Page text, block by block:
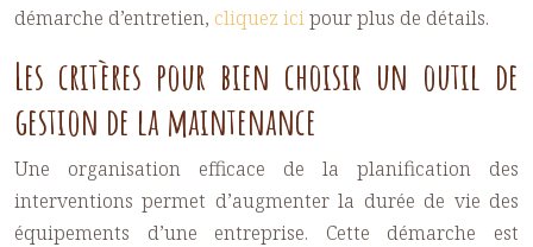
démarche d’entretien, cliquez icipour plus de détails.
Les critères pour bien choisir un outil de
gestion de la maintenance
Une organisation efficace de la planification des
interventions permet d’augmenter la durée de vie des
équipements d’une entreprise. Cette démarche est